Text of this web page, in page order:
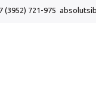
(3952) 721-975